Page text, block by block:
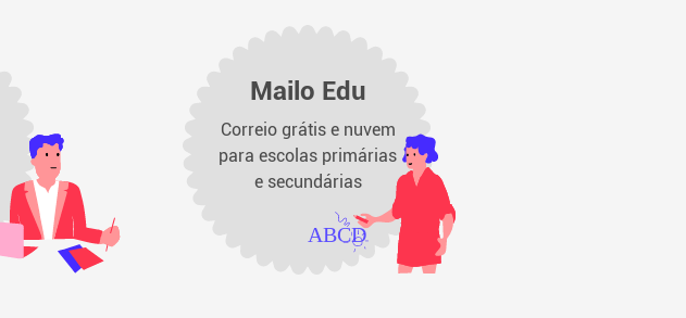
Mailo Edu
Correio grátis e nuvem
para escolas primárias
e secundárias